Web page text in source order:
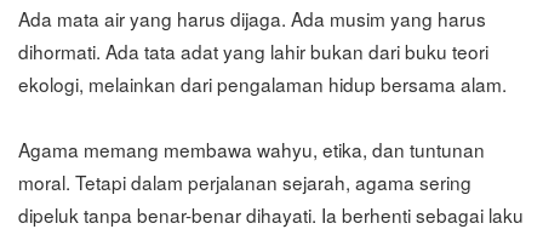
Ada mata air yang harus dijaga. Ada musim yang harus
dihormati. Ada tata adat yang lahir bukan dari buku teori
ekologi, melainkan dari pengalaman hidup bersama alam.
Agama memang membawa wahyu, etika, dan tuntunan
moral. Tetapi dalam perjalanan sejarah, agama sering
dipeluk tanpa benar-benar dihayati. Ia berhenti sebagai laku